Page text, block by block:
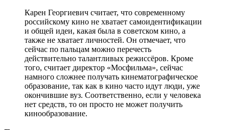
Карен Георгиевич считает, что современному
российскому кино не хватает самоидентификации
и общей идеи, какая была в советском кино, а
также не хватает личностей. Он отмечает, что
сейчас по пальцам можно перечесть
действительно талантливых режиссёров. Кроме
того, считает директор «Мосфильма», сейчас
намного сложнее получать кинематографическое
образование, так как в кино часто идут люди, уже
окончившие вуз. Соответственно, если у человека
нет средств, то он просто не может получить
кинообразование.